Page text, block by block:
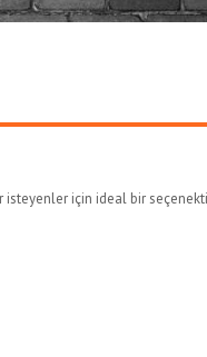
için ideal bir